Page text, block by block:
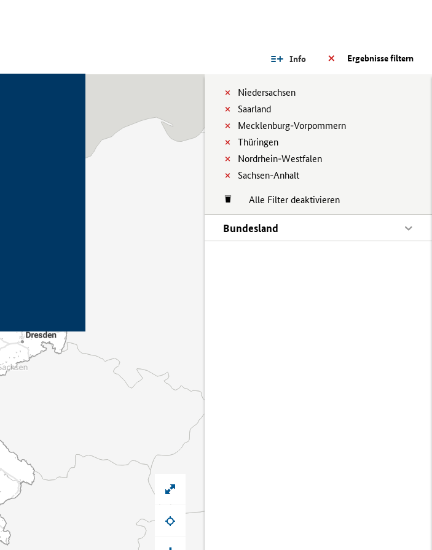
Ergebnisse filtern
Info
Niedersachsen
Saarland
Mecklenburg-Vorpommern
Thüringen
Nordrhein-Westfalen
Sachsen-Anhalt
Alle Filter deaktivieren
Bundesland